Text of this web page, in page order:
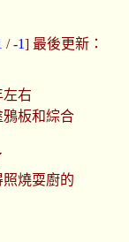
/-1] 最後更新：
左右
板和綜合
燒耍廚的